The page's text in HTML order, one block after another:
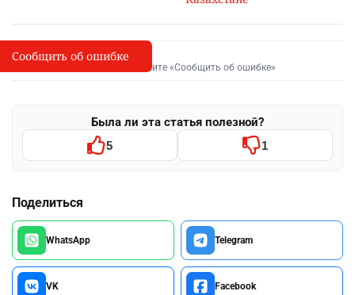
I
Сообщить об опечатке
Выделите фрагмент и нажмите «Сообщить об ошибке»
Была ли эта статья полезной?
5 1
Поделиться
WhatsApp Telegram
VK Facebook
Сообщить об ошибке